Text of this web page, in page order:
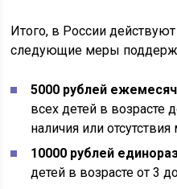
Итого, в России
следующие меры
5000 рублей
всех детей в возрасте
наличия или
10000 рублей
детей в возрасте от 3